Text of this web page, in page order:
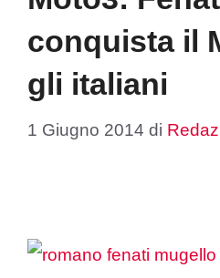
conquista il
gli italiani
1 Giugno 2014 di